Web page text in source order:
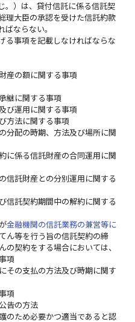
。）は、貸付信託に係る信託契
理大臣の承認を受けた信託約款
ばならない。
る事項を記載しなければならな
産の額に関する事項
継に関する事項
び運用に関する事項
方法に関する事項
分配の時期、方法及び場所に関
に係る信託財産の合同運用に関
信託財産との分別運用に関する
信託契約期間中の解約に関する
金融機関の信託業務の兼営等に
ん等を行う旨の信託契約の締
の契約をする場合においては、
項
その支払の方法及び時期に関す
項
告の方法
のため必要かつ適当であると認